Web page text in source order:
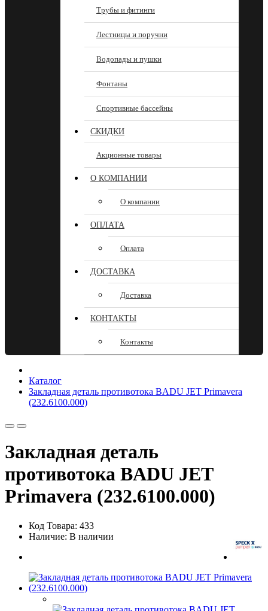
Трубы и фитинги
Лестницы и поручни
Водопады и пушки
Фонтаны
Спортивные бассейны
СКИДКИ
Акционные товары
О КОМПАНИИ
О компании
ОПЛАТА
Оплата
ДОСТАВКА
Доставка
КОНТАКТЫ
Контакты
Каталог
Закладная деталь противотока BADU JET Primavera
(232.6100.000)
Закладная деталь
противотока BADU JET
Primavera (232.6100.000)
Код Товара: 433
Наличие: В наличии